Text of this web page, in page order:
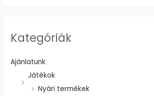
Kategóriák
Ajánlatunk
Játékok
Nyári termékek